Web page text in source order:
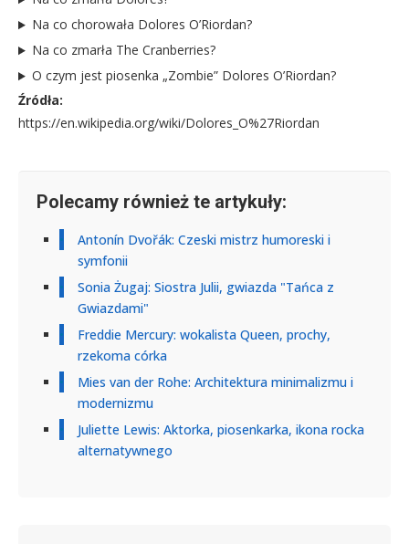
Na co chorowała Dolores O’Riordan?
Na co zmarła The Cranberries?
O czym jest piosenka „Zombie” Dolores O’Riordan?
Źródła:
https://en.wikipedia.org/wiki/Dolores_O%27Riordan
Polecamy również te artykuły:
Antonín Dvořák: Czeski mistrz humoreski i
symfonii
Sonia Żugaj: Siostra Julii, gwiazda "Tańca z
Gwiazdami"
Freddie Mercury: wokalista Queen, prochy,
rzekoma córka
Mies van der Rohe: Architektura minimalizmu i
modernizmu
Juliette Lewis: Aktorka, piosenkarka, ikona rocka
alternatywnego